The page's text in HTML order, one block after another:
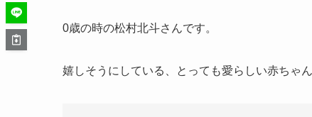
0歳の時の松村北斗さんです。
嬉しそうにしている、とっても愛らしい赤ちゃ